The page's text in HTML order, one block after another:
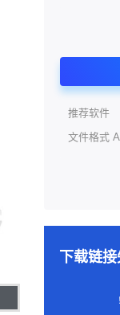
推荐软件
文件格式
下载链